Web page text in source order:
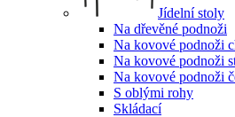
Jídelní stoly
Na dřevěné podnoži
Na kovové podnoži
Na kovové podnoži
Na kovové podnoži
S oblými rohy
Skládací